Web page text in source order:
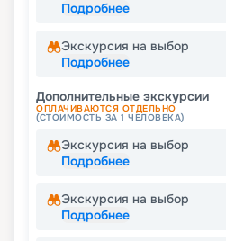
Подробнее
Экскурсия на выбор
Подробнее
Дополнительные экскурсии
ОПЛАЧИВАЮТСЯ ОТДЕЛЬНО
(СТОИМОСТЬ ЗА 1 ЧЕЛОВЕКА)
Экскурсия на выбор
Подробнее
Экскурсия на выбор
Подробнее